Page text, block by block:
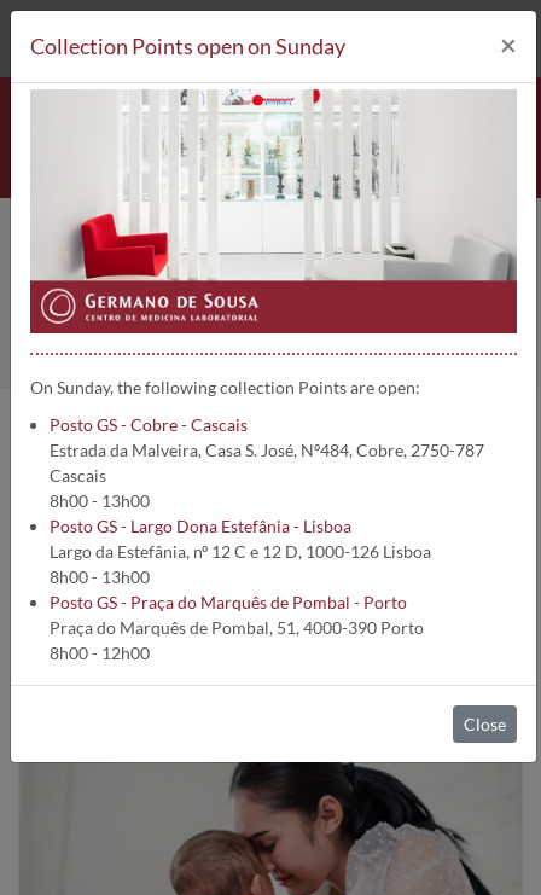
212 693 530* Collection Points
News - 2024 - page 5/5
Home About us
See our news list below.
2026 2025 2024
2017 2016 2015 2014 2013 2012 2011 2010
Collection Points open on Sunday ×
On Sunday, the following collection Points are open:
Posto GS - Cobre - Cascais
Estrada da Malveira, Casa S. José, Nº484, Cobre, 2750-787
Cascais
8h00 - 13h00
Posto GS - Largo Dona Estefânia - Lisboa
Largo da Estefânia, nº 12 C e 12 D, 1000-126 Lisboa
8h00 - 13h00
Posto GS - Praça do Marquês de Pombal - Porto
Praça do Marquês de Pombal, 51, 4000-390 Porto
8h00 - 12h00
Close